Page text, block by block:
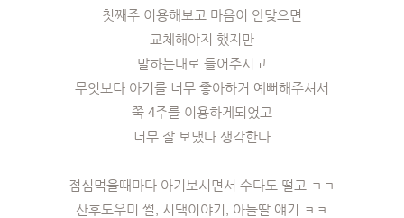
첫째주 이용해보고 마음이 안맞으면
교체해야지 했지만
말하는대로 들어주시고
무엇보다 아기를 너무 좋아하거 예뻐해주셔서
쭉 4주를 이용하게되었고
너무 잘 보냈다 생각한다
점심먹을때마다 아기보시면서 수다도 떨고 ㅋㅋ
산후도우미 썰, 시댁이야기, 아들딸 얘기 ㅋㅋ